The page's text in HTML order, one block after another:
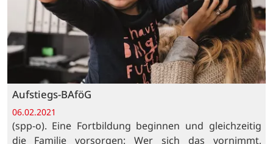
Aufstiegs-BAföG
06.02.2021
(spp-o). Eine Fortbildung beginnen und gleichzeitig
die Familie vorsorgen: Wer sich das vornimmt,